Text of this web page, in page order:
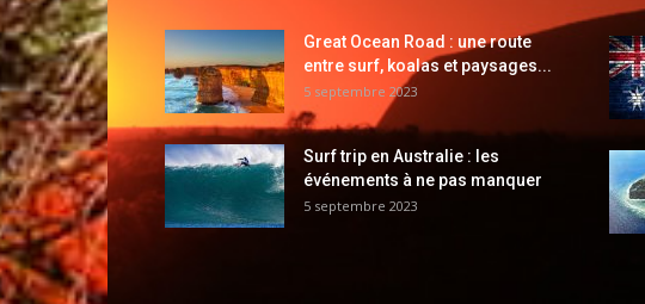
Great Ocean Road : une route
entre surf, koalas et paysages...
5 septembre 2023
Surf trip en Australie : les
événements à ne pas manquer
5 septembre 2023